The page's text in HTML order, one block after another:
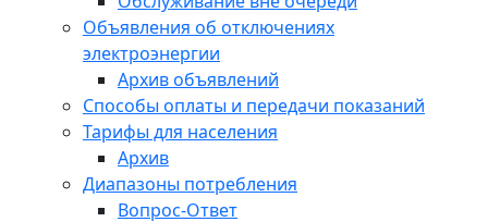
Объявления об отключениях
электроэнергии
Архив объявлений
Способы оплаты и передачи показаний
Тарифы для населения
Архив
Диапазоны потребления
Вопрос-Ответ